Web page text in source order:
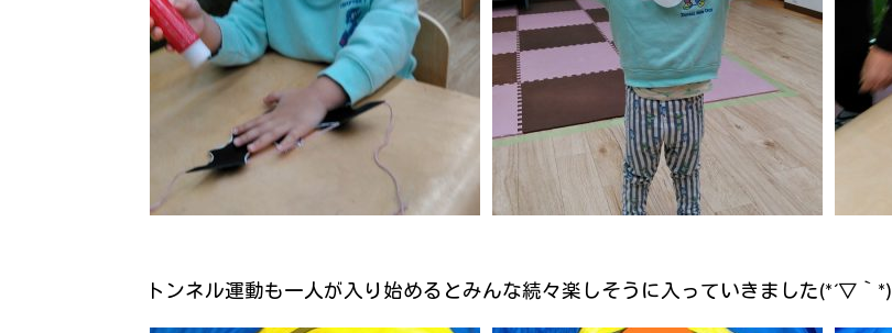
トンネル運動も一人が入り始めるとみんな続々楽しそうに入っていきました(*´▽｀*)